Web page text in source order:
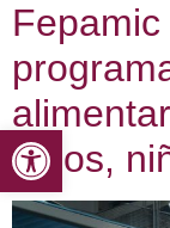
Abrir
niños,